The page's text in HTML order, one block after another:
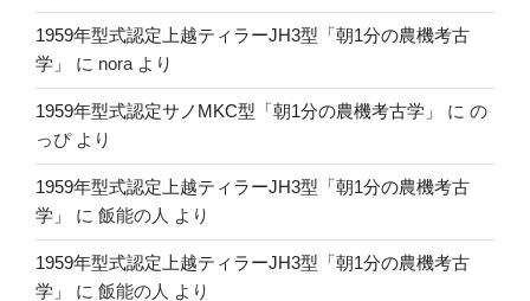
1959年型式認定上越ティラーJH3型「朝1分の農機考古
学」
に noraより
1959年型式認定サノMKC型「朝1分の農機考古学」 に の
っぴより
1959年型式認定上越ティラーJH3型「朝1分の農機考古
学」
に 飯能の人 より
1959年型式認定上越ティラーJH3型「朝1分の農機考古
学」
に 飯能の人 より